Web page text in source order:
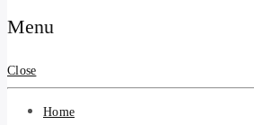
ขายดี ขายฟรี รับ
สินค้าและบริการ
Menu
Close
Home